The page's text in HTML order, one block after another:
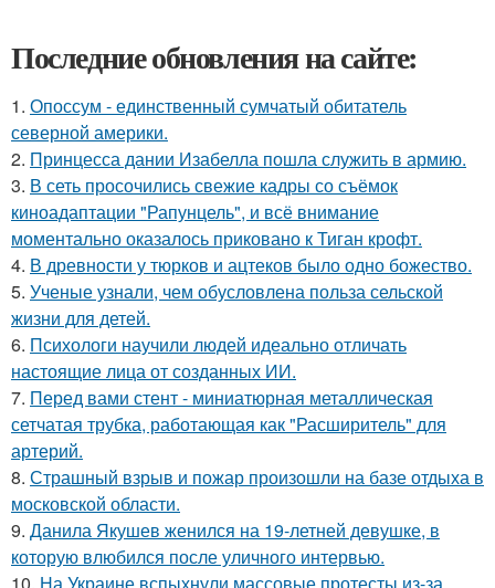
Последние обновления на сайте:
1. Опоссум - единственный сумчатый обитатель
северной америки.
2. Принцесса дании Изабелла пошла служить в армию.
3. В сеть просочились свежие кадры со съёмок
киноадаптации "Рапунцель", и всё внимание
моментально оказалось приковано к Тиган крофт.
4. В древности у тюрков и ацтеков было одно божество.
5. Ученые узнали, чем обусловлена польза сельской
жизни для детей.
6. Психологи научили людей идеально отличать
настоящие лица от созданных ИИ.
7. Перед вами стент - миниатюрная металлическая
сетчатая трубка, работающая как "Расширитель" для
артерий.
8. Страшный взрыв и пожар произошли на базе отдыха в
московской области.
9. Данила Якушев женился на 19-летней девушке, в
которую влюбился после уличного интервью.